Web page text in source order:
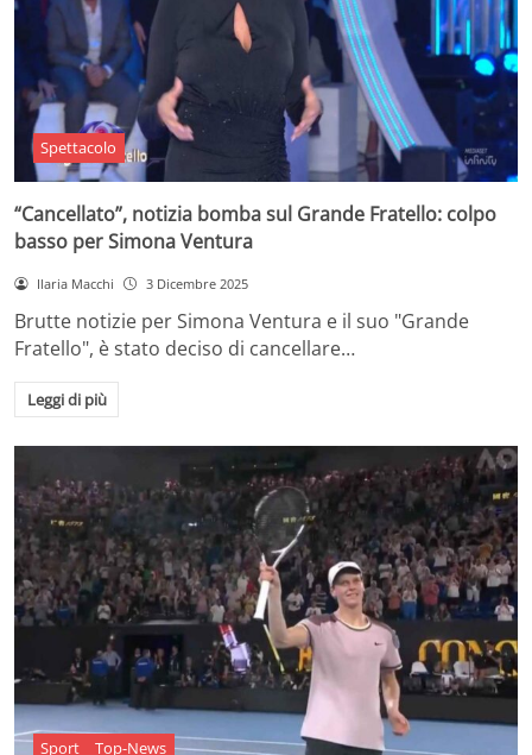
Spettacolo
“Cancellato”, notizia bomba sul Grande Fratello: colpo
basso per Simona Ventura
Ilaria Macchi 3 Dicembre 2025
Brutte notizie per Simona Ventura e il suo "Grande
Fratello", è stato deciso di cancellare…
Leggi di più
Sport Top-News